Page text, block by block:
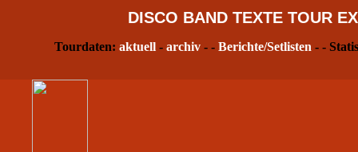
DISCO BAND TEXTE TOUR
Tourdaten: aktuell- archiv- - Berichte/Setlisten - -